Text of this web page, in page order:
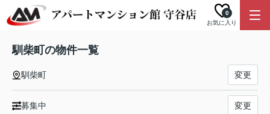
お気に入り
0
馴柴町の物件一覧
馴柴町 変更
募集中 変更